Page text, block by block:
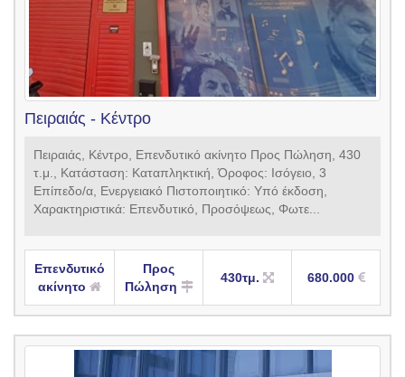
Πειραιάς - Κέντρο
Πειραιάς, Κέντρο, Επενδυτικό ακίνητο Προς Πώληση, 430
τ.μ., Κατάσταση: Καταπληκτική, Όροφος: Ισόγειο, 3
Επίπεδο/α, Ενεργειακό Πιστοποιητικό: Υπό έκδοση,
Χαρακτηριστικά: Επενδυτικό, Προσόψεως, Φωτε...
Επενδυτικό
ακίνητο
Προς
Πώληση
430τμ. 680.000